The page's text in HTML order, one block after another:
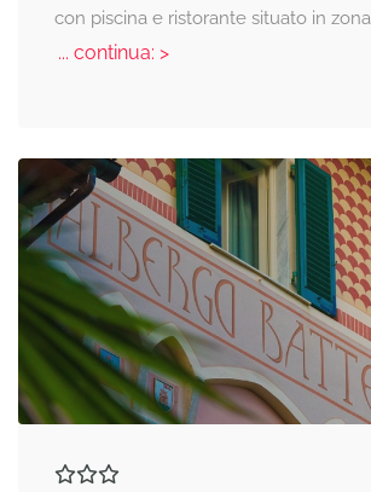
con piscina e ristorante situato in zona
... continua: >